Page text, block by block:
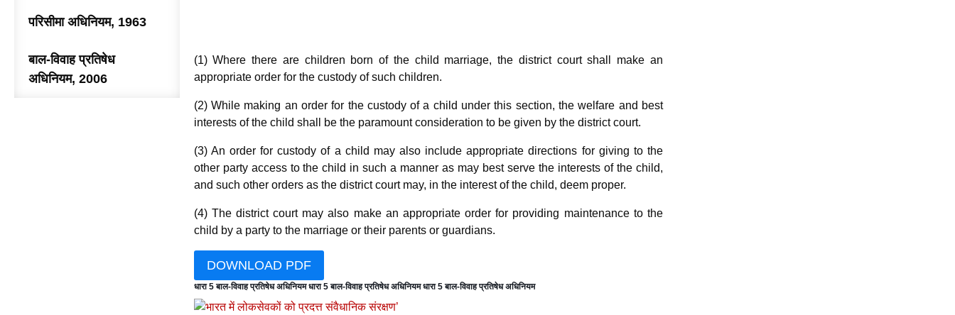
परिसीमा अधिनियम, 1963
बाल-विवाह प्रतिषेध
अधिनियम, 2006
(1) Where there are children born of the child marriage, the district court shall make an
appropriate order for the custody of such children.
(2) While making an order for the custody of a child under this section, the welfare and best
interests of the child shall be the paramount consideration to be given by the district court.
(3) An order for custody of a child may also include appropriate directions for giving to the
other party access to the child in such a manner as may best serve the interests of the child,
and such other orders as the district court may, in the interest of the child, deem proper.
(4) The district court may also make an appropriate order for providing maintenance to the
child by a party to the marriage or their parents or guardians.
DOWNLOAD PDF
धारा 5 बाल-विवाह प्रतिषेध अधिनियम धारा 5 बाल-विवाह प्रतिषेध अधिनियम धारा 5 बाल-विवाह प्रतिषेध अधिनियम